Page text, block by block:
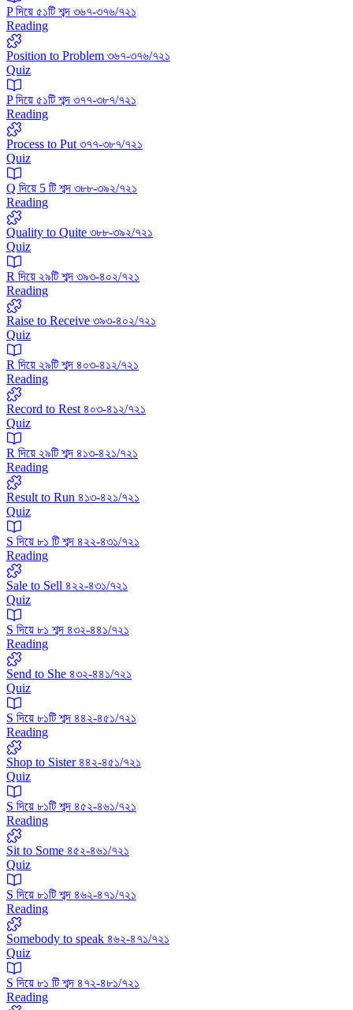
P দিয়ে ৫১টি শব্দ ৩৬৭-৩৭৬/৭২১
Reading
Position to Problem ৩৬৭-৩৭৬/৭২১
Quiz
P দিয়ে ৫১টি শব্দ ৩৭৭-৩৮৭/৭২১
Reading
Process to Put ৩৭৭-৩৮৭/৭২১
Quiz
Q দিয়ে 5 টি শব্দ ৩৮৮-৩৯২/৭২১
Reading
Quality to Quite ৩৮৮-৩৯২/৭২১
Quiz
R দিয়ে ২৯টি শব্দ ৩৯৩-৪০২/৭২১
Reading
Raise to Receive ৩৯৩-৪০২/৭২১
Quiz
R দিয়ে ২৯টি শব্দ ৪০৩-৪১২/৭২১
Reading
Record to Rest ৪০৩-৪১২/৭২১
Quiz
R দিয়ে ২৯টি শব্দ ৪১৩-৪২১/৭২১
Reading
Result to Run ৪১৩-৪২১/৭২১
Quiz
S দিয়ে ৮১ টি শব্দ ৪২২-৪৩১/৭২১
Reading
Sale to Sell ৪২২-৪৩১/৭২১
Quiz
‍S দিয়ে ৮১ শব্দ ৪৩২-৪৪১/৭২১
Reading
Send to She ৪৩২-৪৪১/৭২১
Quiz
S দিয়ে ৮১টি শব্দ ৪৪২-৪৫১/৭২১
Reading
Shop to Sister ৪৪২-৪৫১/৭২১
Quiz
S দিয়ে ৮১টি শব্দ ৪৫২-৪৬১/৭২১
Reading
Sit to Some ৪৫২-৪৬১/৭২১
Quiz
S দিয়ে ৮১টি শব্দ ৪৬২-৪৭১/৭২১
Reading
Somebody to speak ৪৬২-৪৭১/৭২১
Quiz
S দিয়ে ৮১ টি শব্দ ৪৭২-৪৮১/৭২১
Reading